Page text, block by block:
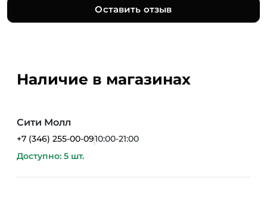
Оставить отзыв
Наличие в магазинах
Сити Молл
+7 (346) 255-00-0910:00-21:00
Доступно: 5 шт.